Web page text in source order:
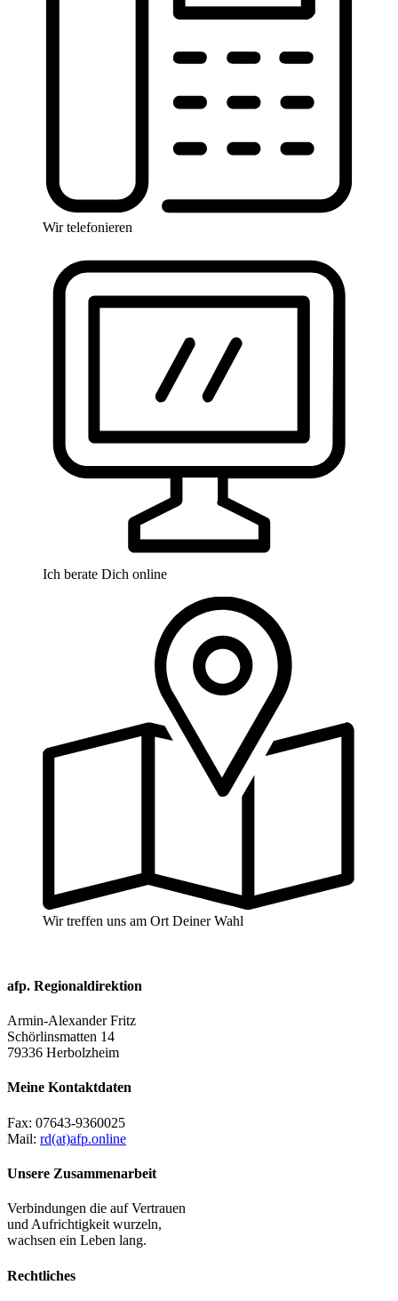
Wir telefonieren
Ich berate Dich online
Wir treffen uns am Ort Deiner Wahl
afp. Regionaldirektion
Armin-Alexander Fritz
Schörlinsmatten 14
79336 Herbolzheim
Meine Kontaktdaten
Fax: 07643-9360025
Mail: rd(at)afp.online
Unsere Zusammenarbeit
Verbindungen die auf Vertrauen
und Aufrichtigkeit wurzeln,
wachsen ein Leben lang.
Rechtliches